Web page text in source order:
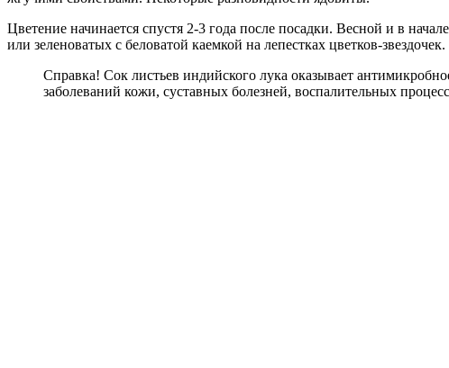
Цветение начинается спустя 2-3 года после посадки. Весной и в
или зеленоватых с беловатой каемкой на лепестках цветков-
Справка! Сок листьев индийского лука оказывает
заболеваний кожи, суставных болезней, воспалительных